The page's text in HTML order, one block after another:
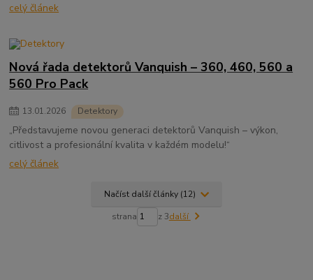
celý článek
Nová řada detektorů Vanquish – 360, 460, 560 a
560 Pro Pack
13.01.2026 Detektory
„Představujeme novou generaci detektorů Vanquish – výkon,
citlivost a profesionální kvalita v každém modelu!“
celý článek
Načíst další články (12)
strana z 3další